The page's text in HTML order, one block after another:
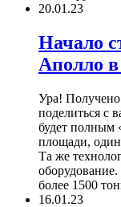
20.01.23
Начало
Аполло
Ура!
поделиться с
будет полным
площади,
Та же
более 1500
16.01.23